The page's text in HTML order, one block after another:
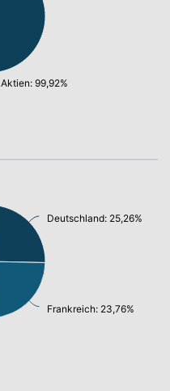
Aktien: 99,92%
Deutschland: 25,26%
Frankreich: 23,76%